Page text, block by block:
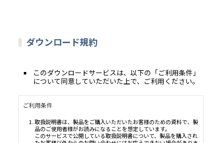
ダウンロード規約
このダウンロードサービスは、以下の「ご利用条件」
について同意していただいた上で、ご利用ください。